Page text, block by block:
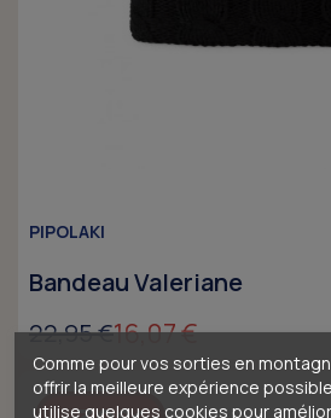
PIPOLAKI
Bandeau Valeriane
22,95 €16,07 €
Comme pour vos sorties en
offrir la meilleure expérience
utilise quelques cookies pour